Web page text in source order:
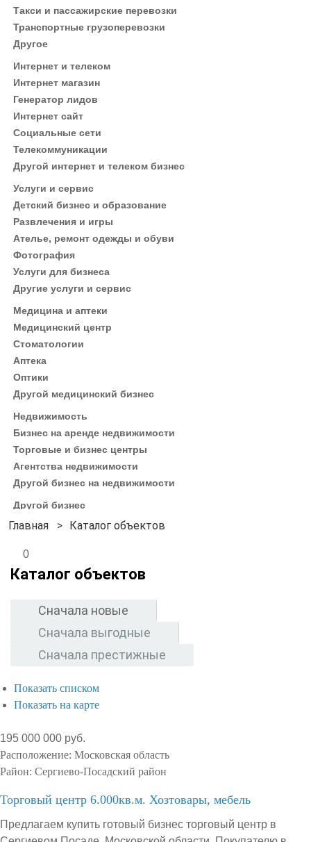
Такси и пассажирские перевозки
Транспортные грузоперевозки
Другое
Интернет и телеком
Интернет магазин
Генератор лидов
Интернет сайт
Социальные сети
Телекоммуникации
Другой интернет и телеком бизнес
Услуги и сервис
Детский бизнес и образование
Развлечения и игры
Ателье, ремонт одежды и обуви
Фотография
Услуги для бизнеса
Другие услуги и сервис
Медицина и аптеки
Медицинский центр
Стоматологии
Аптека
Оптики
Другой медицинский бизнес
Недвижимость
Бизнес на аренде недвижимости
Торговые и бизнес центры
Агентства недвижимости
Другой бизнес на недвижимости
Другой бизнес
Каталог объектов
0
Каталог объектов
Сначала новые
Сначала выгодные
Сначала престижные
Показать списком
Показать на карте
195 000 000 руб.
Расположение: Московская область
Район: Сергиево-Посадский район
Торговый центр 6.000кв.м. Хозтовары, мебель
Предлагаем купить готовый бизнес торговый центр в